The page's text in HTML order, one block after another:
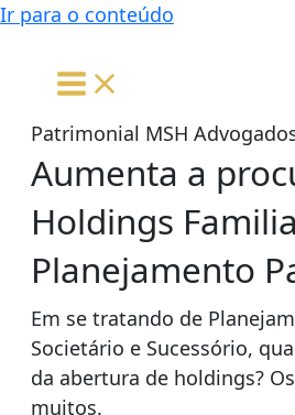
Ir para o conteúdo
Aumenta a
Holdings
Planejamento
Em se tratando de
Societário e Sucessório,
da abertura de holdings?
muitos.